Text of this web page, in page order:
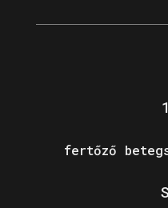
fertőző